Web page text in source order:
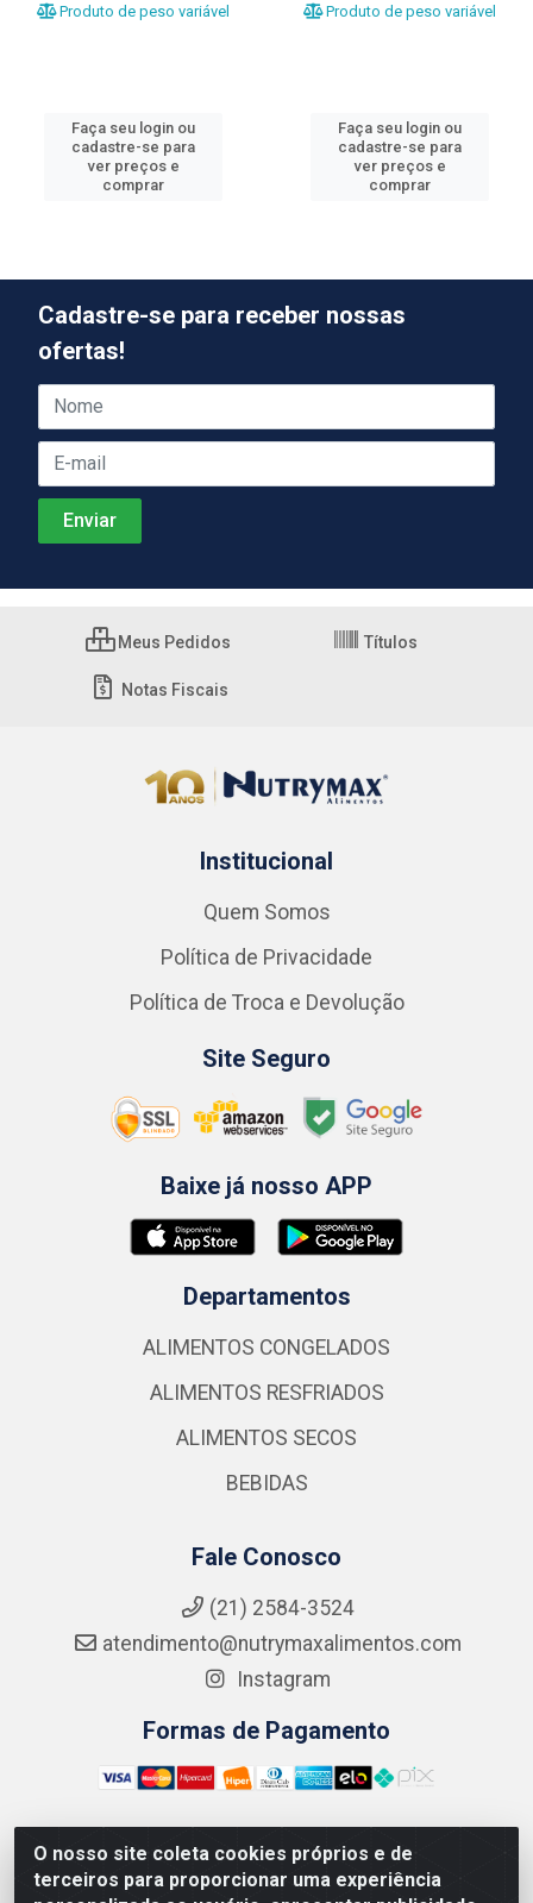
Produto de peso variável
Faça seu login ou
cadastre-se para
ver preços e
comprar
Produto de peso variável
Faça seu login ou
cadastre-se para
ver preços e
comprar
O nosso site coleta cookies próprios e de
terceiros para proporcionar uma experiência
Cadastre-se para receber nossas
ofertas!
Meus Pedidos Títulos
Notas Fiscais
Institucional
Quem Somos
Política de Privacidade
Política de Troca e Devolução
Site Seguro
Baixe já nosso APP
Departamentos
ALIMENTOS CONGELADOS
ALIMENTOS RESFRIADOS
ALIMENTOS SECOS
BEBIDAS
Fale Conosco
(21) 2584-3524
atendimento@nutrymaxalimentos.com
Instagram
Formas de Pagamento
NUTRY MAX COMÉRCIO DE PRODUTOS ALIMENTICIOS
LTDA - RUA DO FEIJÃO, 721 PENHA CIRCULAR/RJ -